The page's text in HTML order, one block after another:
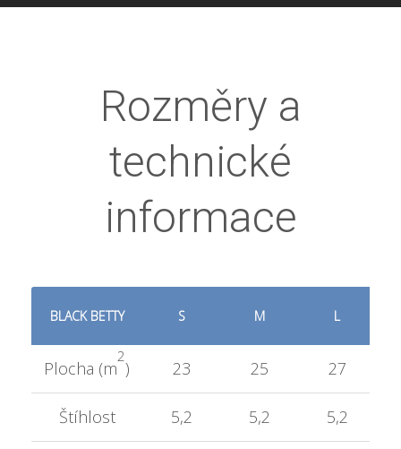
Rozměry a
technické
informace
BLACK BETTY S M L
Plocha (m
2
) 23 25 27
Štíhlost 5,2 5,2 5,2